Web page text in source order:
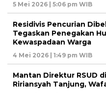
5 Mei 2026 | 5:06 pm WIB
Residivis Pencurian
Tegaskan Penegakan
Kewaspadaan Warga
4 Mei 2026 | 1:49 pm WIB
Mantan Direktur RSUD
Ririansyah Tanjung,